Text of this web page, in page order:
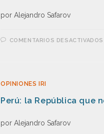
por Alejandro Safarov
COMENTARIOS DESACTIVADOS
OPINIONES IRI
Perú: la República que
por Alejandro Safarov